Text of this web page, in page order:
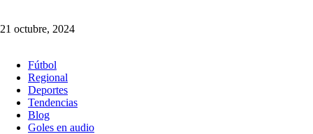
21 octubre, 2024
Fútbol
Regional
Deportes
Tendencias
Blog
Goles en audio